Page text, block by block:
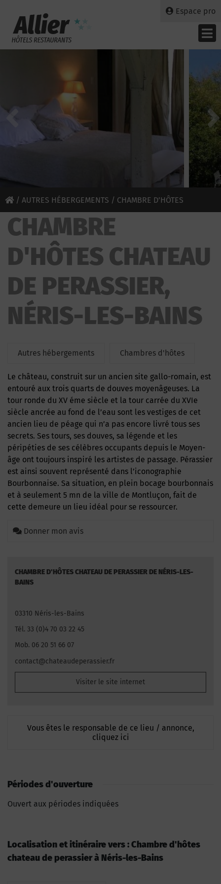
Espace pro
/ AUTRES HÉBERGEMENTS / CHAMBRE D’HÔTES
CHATEAU DE PERASSIER
CHAMBRE
D'HÔTES CHATEAU
DE PERASSIER,
NÉRIS-LES-BAINS
Autres hébergements Chambres d'hôtes
Le château, construit sur un ancien site gallo-romain, est
entouré aux trois quarts de douves moyenâgeuses. La
tour ronde du XV éme siècle et la tour carrée du XVIe
siècle ancrée au fond de l’eau sont les vestiges de cet
ancien lieu de péage qui n’a pas encore livré tous ses
secrets. Ses tours, ses douves, sa légende et les
péripéties de ses célèbres occupants depuis le Moyen-
âge ont toujours inspiré les artistes de passage. Pérassier
est ainsi souvent représenté dans l’iconographie
Bourbonnaise. Sa situation, en plein bocage bourbonnais
et à seulement 5 mn de la ville de Montluçon, fait de
cette demeure un lieu idéal pour se ressourcer.
Donner mon avis
CHAMBRE D'HÔTES CHATEAU DE PERASSIER DE NÉRIS-LES-
BAINS
03310 Néris-les-Bains
Tél. 33 (0)4 70 03 22 45
Mob. 06 20 51 66 07
contact@chateaudeperassier.fr
Visiter le site internet
Vous êtes le responsable de ce lieu / annonce,
cliquez ici
Périodes d'ouverture
Ouvert aux périodes indiquées
Localisation et itinéraire vers : Chambre d'hôtes
chateau de perassier à Néris-les-Bains